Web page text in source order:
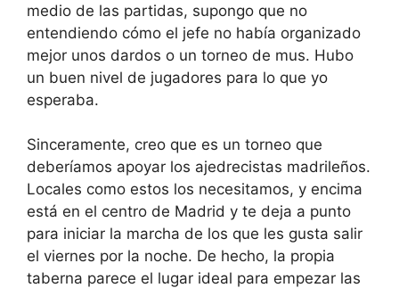
medio de las partidas, supongo que no
entendiendo cómo el jefe no había organizado
mejor unos dardos o un torneo de mus. Hubo
un buen nivel de jugadores para lo que yo
esperaba.
Sinceramente, creo que es un torneo que
deberíamos apoyar los ajedrecistas madrileños.
Locales como estos los necesitamos, y encima
está en el centro de Madrid y te deja a punto
para iniciar la marcha de los que les gusta salir
el viernes por la noche. De hecho, la propia
taberna parece el lugar ideal para empezar las